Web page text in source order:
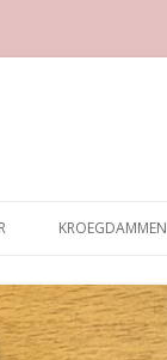
KROEGDAMMEN